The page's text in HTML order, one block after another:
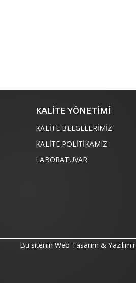
KALİTE YÖNETİMİ
KALİTE BELGELERİMİZ
KALİTE POLİTİKAMIZ
LABORATUVAR
Bu sitenin Web Tasarım & Yazılım'ı